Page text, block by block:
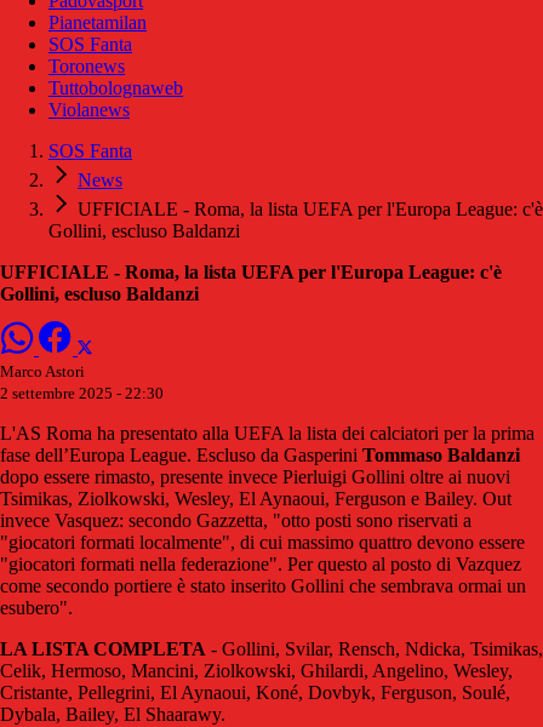
Pianetamilan
SOS Fanta
Toronews
Tuttobolognaweb
Violanews
SOS Fanta
News
UFFICIALE - Roma, la lista UEFA per l'Europa League: c'è
Gollini, escluso Baldanzi
UFFICIALE - Roma, la lista UEFA per l'Europa League: c'è
Gollini, escluso Baldanzi
Marco Astori
2 settembre 2025 - 22:30
L'AS Roma ha presentato alla UEFA la lista dei calciatori per la prima
fase dell’Europa League. Escluso da Gasperini Tommaso Baldanzi
dopo essere rimasto, presente invece Pierluigi Gollini oltre ai nuovi
Tsimikas, Ziolkowski, Wesley, El Aynaoui, Ferguson e Bailey. Out
invece Vasquez: secondo Gazzetta, "otto posti sono riservati a
"giocatori formati localmente", di cui massimo quattro devono essere
"giocatori formati nella federazione". Per questo al posto di Vazquez
come secondo portiere è stato inserito Gollini che sembrava ormai un
esubero".
LA LISTA COMPLETA - Gollini, Svilar, Rensch, Ndicka, Tsimikas,
Celik, Hermoso, Mancini, Ziolkowski, Ghilardi, Angelino, Wesley,
Cristante, Pellegrini, El Aynaoui, Koné, Dovbyk, Ferguson, Soulé,
Dybala, Bailey, El Shaarawy.